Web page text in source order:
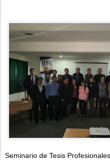
Seminario de Tesis